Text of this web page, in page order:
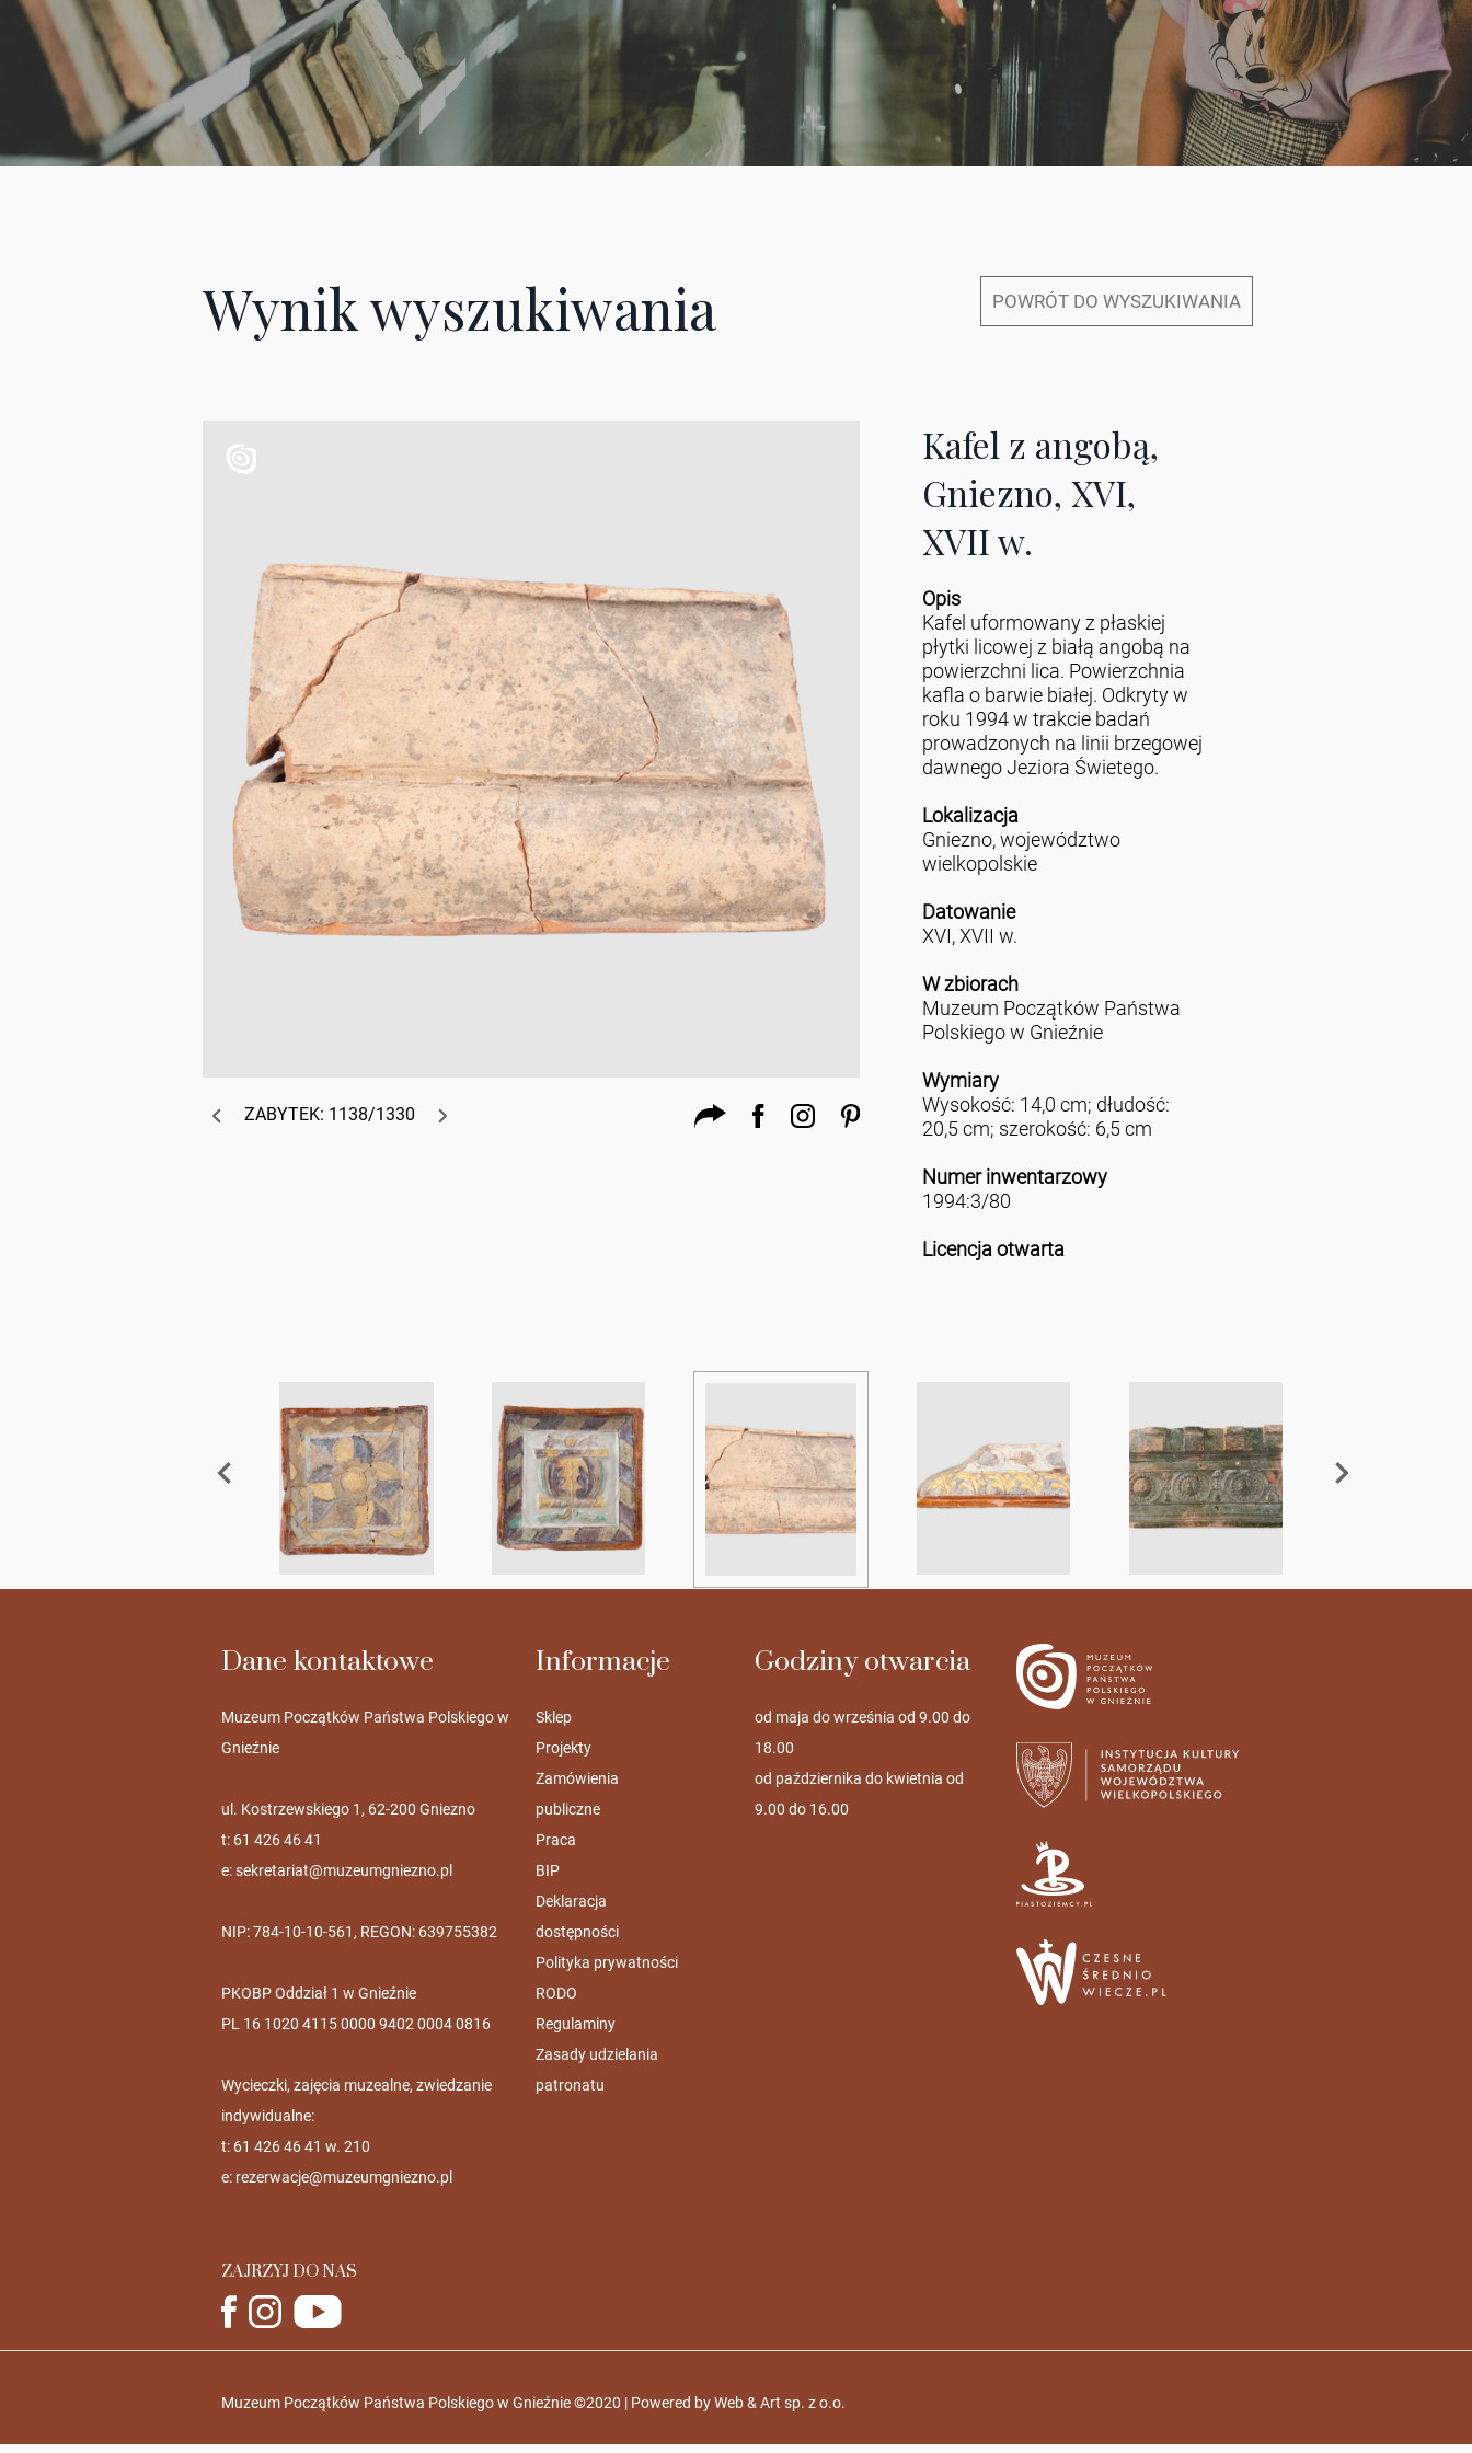
Wynik wyszukiwania POWRÓT DO WYSZUKIWANIA
ZABYTEK: 1138/1330
Kafel z angobą,
Gniezno, XVI,
XVII w.
Opis
Kafel uformowany z płaskiej
płytki licowej z białą angobą na
powierzchni lica. Powierzchnia
kafla o barwie białej. Odkryty w
roku 1994 w trakcie badań
prowadzonych na linii brzegowej
dawnego Jeziora Świetego.
Lokalizacja
Gniezno, województwo
wielkopolskie
Datowanie
XVI, XVII w.
W zbiorach
Muzeum Początków Państwa
Polskiego w Gnieźnie
Wymiary
Wysokość: 14,0 cm; dłudość:
20,5 cm; szerokość: 6,5 cm
Numer inwentarzowy
1994:3/80
Licencja otwarta
Dane kontaktowe
Muzeum Początków Państwa Polskiego w
Gnieźnie
ul. Kostrzewskiego 1, 62-200 Gniezno
t: 61 426 46 41
e:sekretariat@muzeumgniezno.pl
NIP: 784-10-10-561, REGON: 639755382
PKOBP Oddział 1 w Gnieźnie
PL 16 1020 4115 0000 9402 0004 0816
Wycieczki, zajęcia muzealne, zwiedzanie
indywidualne:
t: 61 426 46 41 w. 210
e: rezerwacje@muzeumgniezno.pl
ZAJRZYJ DO NAS
Informacje
Sklep
Projekty
Zamówienia
publiczne
Praca
BIP
Deklaracja
dostępności
Polityka prywatności
RODO
Regulaminy
Zasady udzielania
patronatu
Godziny otwarcia
od maja do września od 9.00 do
18.00
od października do kwietnia od
9.00 do 16.00
Muzeum Początków Państwa Polskiego w Gnieźnie ©2020 | Powered byWeb & Art sp. z o.o.